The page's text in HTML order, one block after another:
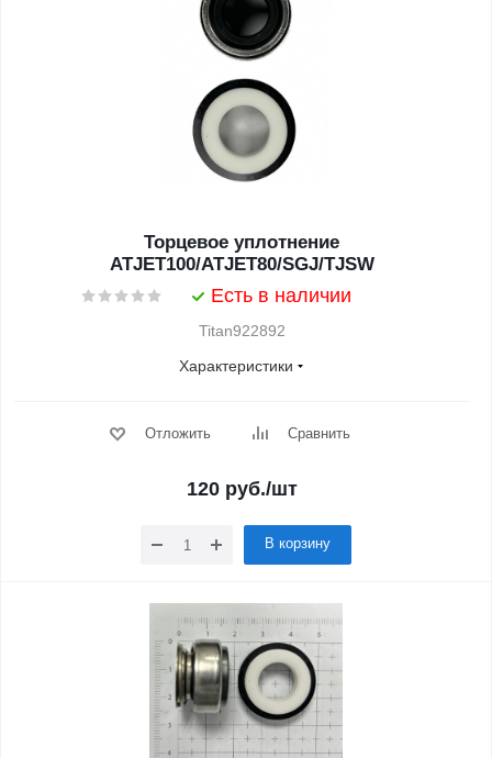
Торцевое уплотнение
ATJET100/ATJET80/SGJ/TJSW
Есть в наличии
Titan922892
Характеристики
Отложить Сравнить
120 руб./шт
В корзину